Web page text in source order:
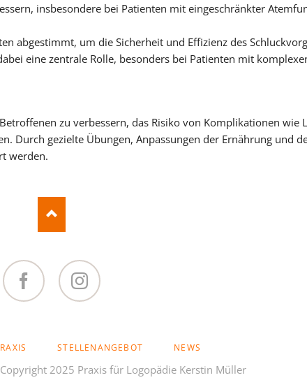
insbesondere bei Patienten mit eingeschränkter
abgestimmt, um die Sicherheit und Effizienz des
eine zentrale Rolle, besonders bei Patienten mit
zu verbessern, das Risiko von Komplikationen wie
Durch gezielte Übungen, Anpassungen der Ernährung und
werden.
STELLENANGEBOT NEWS
2025 Praxis für Logopädie Kerstin Müller